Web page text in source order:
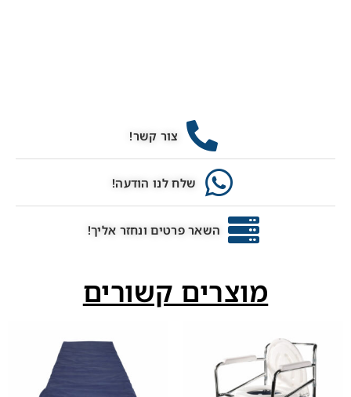
צור קשר!
שלח לנו הודעה!
השאר פרטים ונחזר אליך!
מוצרים קשורים